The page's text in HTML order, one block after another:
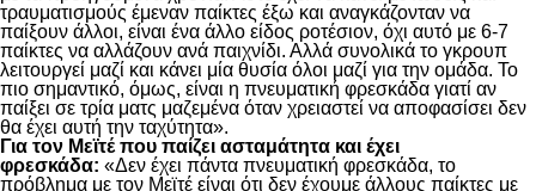
τραυματισμούς έμεναν παίκτες έξω και αναγκάζονταν να
παίξουν άλλοι, είναι ένα άλλο είδος ροτέσιον, όχι αυτό με 6-7
παίκτες να αλλάζουν ανά παιχνίδι. Αλλά συνολικά το γκρουπ
λειτουργεί μαζί και κάνει μία θυσία όλοι μαζί για την ομάδα. Το
πιο σημαντικό, όμως, είναι η πνευματική φρεσκάδα γιατί αν
παίξει σε τρία ματς μαζεμένα όταν χρειαστεί να αποφασίσει δεν
θα έχει αυτή την ταχύτητα».
Για τον Μεϊτέ που παίζει ασταμάτητα και έχει
φρεσκάδα: «Δεν έχει πάντα πνευματική φρεσκάδα, το
πρόβλημα με τον Μεϊτέ είναι ότι δεν έχουμε άλλους παίκτες με